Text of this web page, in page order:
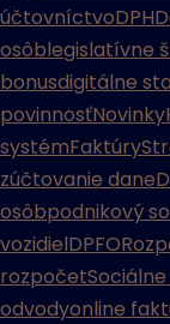
účtovníctvoDPH
osôblegislatívne
bonusdigitálne
povinnosťNovinky
systémFaktúry
zúčtovanie dane
osôbpodnikový
vozidielDPFO
rozpočet
odvodyonline